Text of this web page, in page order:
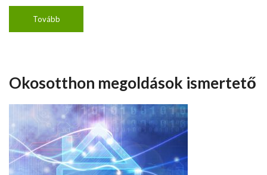
Tovább
Okosotthon megoldások ismertető